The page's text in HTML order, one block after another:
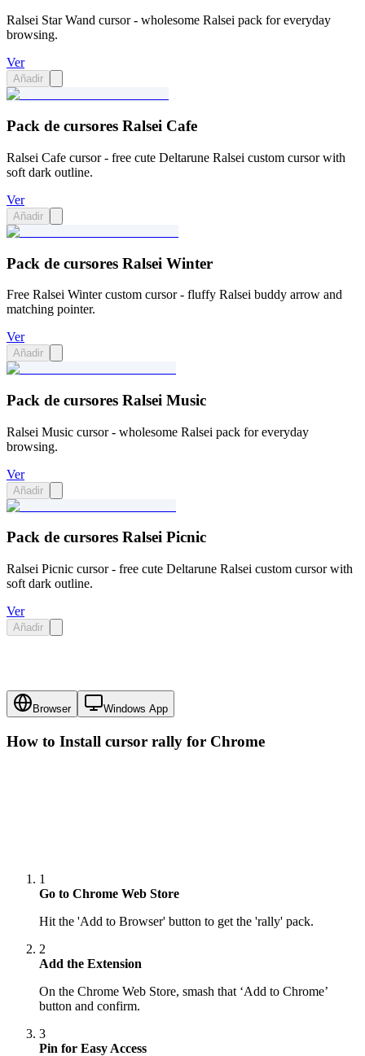
Ralsei Star Wand cursor - wholesome Ralsei pack for everyday
browsing.
Ver
Añadir
Pack de cursores Ralsei Cafe
Ralsei Cafe cursor - free cute Deltarune Ralsei custom cursor with
soft dark outline.
Ver
Añadir
Pack de cursores Ralsei Winter
Free Ralsei Winter custom cursor - fluffy Ralsei buddy arrow and
matching pointer.
Ver
Añadir
Pack de cursores Ralsei Music
Ralsei Music cursor - wholesome Ralsei pack for everyday
browsing.
Ver
Añadir
Pack de cursores Ralsei Picnic
Ralsei Picnic cursor - free cute Deltarune Ralsei custom cursor with
soft dark outline.
Ver
Añadir
Browser Windows App
How to Install cursor rally for Chrome
1
Go to Chrome Web Store
Hit the 'Add to Browser' button to get the 'rally' pack.
2
Add the Extension
On the Chrome Web Store, smash that ‘Add to Chrome’
button and confirm.
3
Pin for Easy Access